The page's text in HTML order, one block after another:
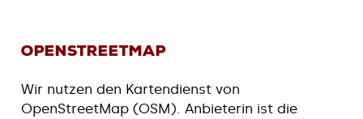
OpenStreetMap
Wir nutzen den Kartendienst von
OpenStreetMap (OSM). Anbieterin ist die